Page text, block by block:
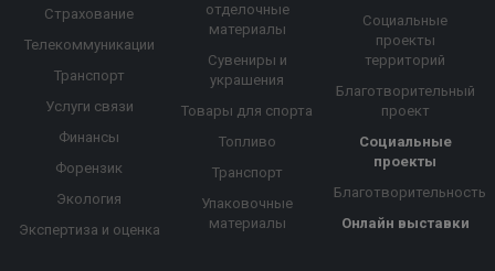
Страхование
Телекоммуникации
Транспорт
Услуги связи
Финансы
Форензик
Экология
Экспертиза и оценка
отделочные
материалы
Сувениры и
украшения
Товары для спорта
Топливо
Транспорт
Упаковочные
материалы
Социальные
проекты
территорий
Благотворительный
проект
Социальные
проекты
Благотворительность
Онлайн выставки